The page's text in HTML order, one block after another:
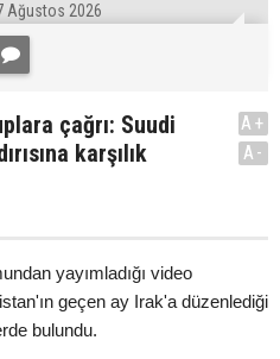
Ağustos 2026
çağrı: Suudi
karşılık
A+
A-
yayımladığı video
geçen ay Irak'a düzenlediği
bulundu.